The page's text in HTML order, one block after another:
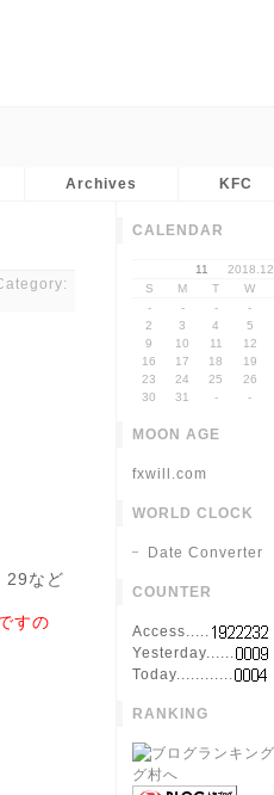
Archives KFC
29など
すの
CALENDAR
11 2018.12
S
M T W
-
- - -
2
3 4 5
9
10 11 12
16
17 18 19
23
24 25 26
30
31 - -
MOON AGE
fxwill.com
WORLD CLOCK
Date Converter
COUNTER
Access.....
Yesterday......
Today............
RANKING